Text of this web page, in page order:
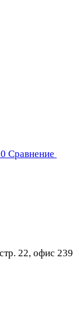
0 Сравнение
22, офис 239